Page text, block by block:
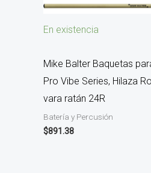
En existencia
Mike Balter Baquetas
Pro Vibe Series, Hilaza
vara ratán 24R
Batería y Percusión
$891.38